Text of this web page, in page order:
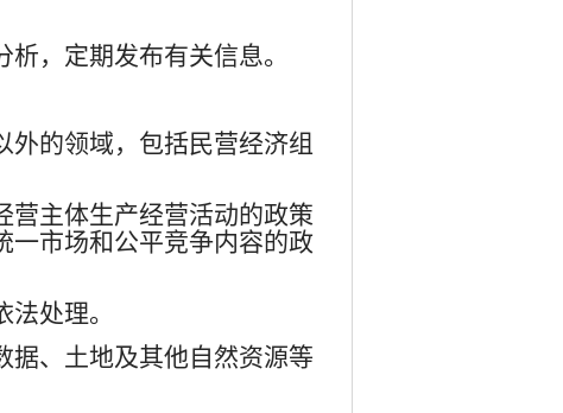
，定期发布有关信息。
的领域，包括民营经济组
主体生产经营活动的政策
一市场和公平竞争内容的政
处理。
、土地及其他自然资源等